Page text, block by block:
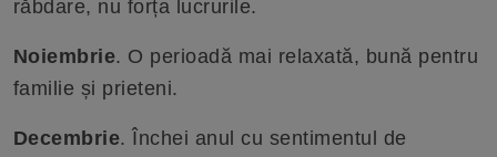
răbdare, nu forța lucrurile.
Noiembrie. O perioadă mai relaxată, bună pentru
familie și prieteni.
Decembrie. Închei anul cu sentimentul de